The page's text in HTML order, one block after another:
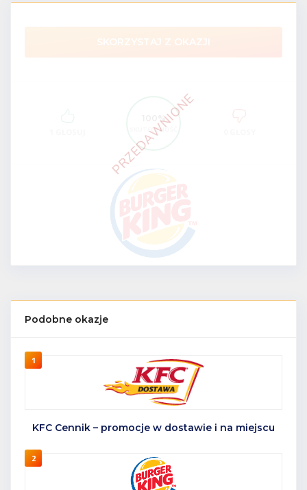
SKORZYSTAJ Z OKAZJI
100%
SKUTECZNOŚĆ
Podobne okazje
1
KFC Cennik – promocje w dostawie i na miejscu
2